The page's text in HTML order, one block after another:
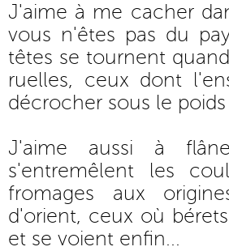
J'aime à me cacher
vous n'êtes pas du
têtes se tournent
ruelles, ceux dont
décrocher sous le
J'aime aussi à
s'entremêlent les
fromages aux
d'orient, ceux où
et se voient enfin...